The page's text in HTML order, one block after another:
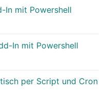
In mit Powershell
In mit Powershell
per Script und Cron